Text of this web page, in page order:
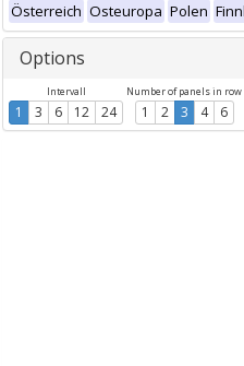
Österreich Osteuropa Polen
Options
Intervall
1 3 6 12 24
Number of panels in row
1 2 3 4 6